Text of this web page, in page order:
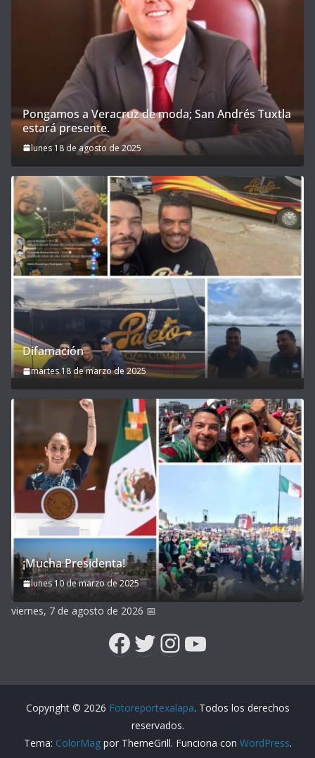
Pongamos a Veracruz de moda; San Andrés Tuxtla
estará presente.
lunes 18 de agosto de 2025
Difamación
martes 18 de marzo de 2025
¡Mucha Presidenta!
lunes 10 de marzo de 2025
viernes, 7 de agosto de 2026 📅
Facebook
Twitter
Instagram
YouTube
Copyright © 2026 Fotoreportexalapa. Todos los derechos
reservados.
Tema: ColorMagpor ThemeGrill. Funciona con WordPress.